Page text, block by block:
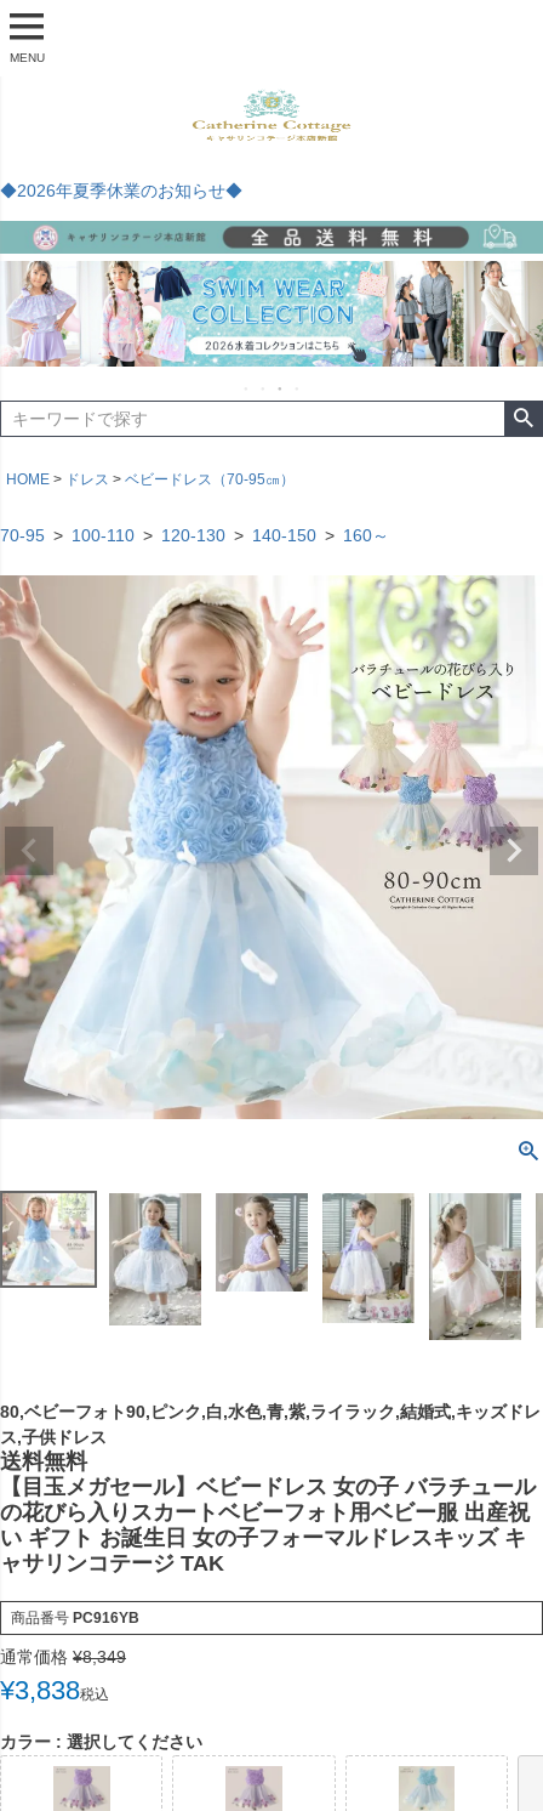
MENU
◆2026年夏季休業のお知らせ◆
HOME ドレス ベビードレス（70-95㎝）
70-95 100-110 120-130 140-150 160～
80,ベビーフォト90,ピンク,白,水色,青,紫,ライラック,結婚式,キッズドレ
ス,子供ドレス
送料無料
【目玉メガセール】ベビードレス 女の子 バラチュール
の花びら入りスカートベビーフォト用ベビー服 出産祝
い ギフト お誕生日 女の子フォーマルドレスキッズ キ
ャサリンコテージ TAK
商品番号 PC916YB
通常価格 ¥8,349
¥3,838税込
カラー 選択してください